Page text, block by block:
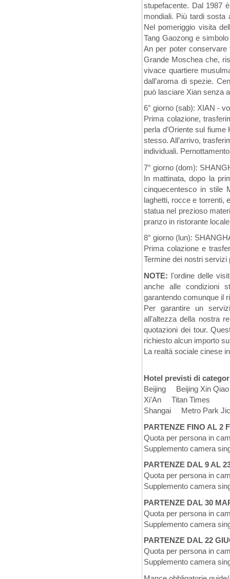
stupefacente. Dal 1987
mondiali. Più tardi sosta
Nel pomeriggio visita
Tang Gaozong e
An per poter
Grande Moschea che,
vivace quartiere
dall’aroma di spezie.
può lasciare Xian senza
6° giorno (sab): XIAN -
Prima colazione,
perla d’Oriente sul
stesso. All’arrivo,
individuali.
7° giorno (dom):
In mattinata, dopo la
cinquecentesco in stile
laghetti, rocce e torrenti,
statua nel prezioso
pranzo in ristorante
8° giorno (lun):
Prima colazione e
Termine dei nostri servizi
NOTE: l'ordine delle
anche alle condizioni
garantendo comunque il
Per garantire un
all’altezza della nostra
quotazioni dei tour.
richiesto alcun importo
La realtà sociale cinese
Hotel previsti di
Beijing Beijing Xin Qiao
Xi'An Titan Times
Shangai Metro Park
PARTENZE FINO AL 2
Quota per persona in
Supplemento camera
PARTENZE DAL 9 AL
Quota per persona in
Supplemento camera
PARTENZE DAL 30
Quota per persona in
Supplemento camera
PARTENZE DAL 22
Quota per persona in
Supplemento camera